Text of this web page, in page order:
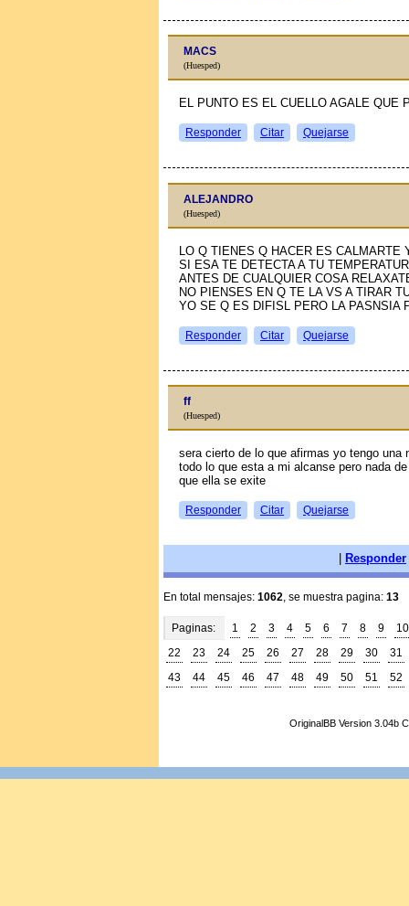
MACS
(Huesped)
EL PUNTO ES EL CUELLO AGALE QUE
Responder Citar Quejarse
ALEJANDRO
(Huesped)
LO Q TIENES Q HACER ES CALMARTE
SI ESA TE DETECTA A TU
ANTES DE CUALQUIER COSA
NO PIENSES EN Q TE LA VS A TIRAR
YO SE Q ES DIFISL PERO LA PASNSIA
Responder Citar Quejarse
ff
(Huesped)
sera cierto de lo que afirmas yo tengo una
todo lo que esta a mi alcanse pero nada
que ella se exite
Responder Citar Quejarse
Responder
En total mensajes: 1062, se muestra pagina: 13
Paginas: 1 2 3 4 5 6 7 8 9
10
22
23 24 25 26 27 28 29 30
31
43
44 45 46 47 48 49 50 51 52
OriginalBB Version 3.04b